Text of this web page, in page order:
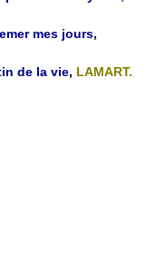
mes jours,
de la vie, LAMART.